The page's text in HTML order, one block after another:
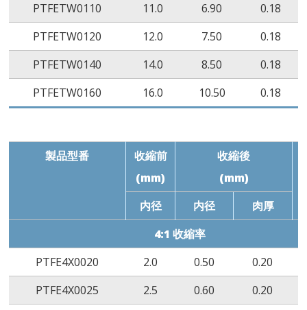
PTFETW0110
11.0 6.90
0.18
PTFETW0120
12.0 7.50
0.18
PTFETW0140
14.0 8.50
0.18
PTFETW0160
16.0 10.50 0.18
製品型番
收縮前
(mm)
收縮後
(mm)
内径 内径
肉厚
4:1 收縮率
PTFE4X0020
2.0 0.50
0.20
PTFE4X0025
2.5 0.60
0.20